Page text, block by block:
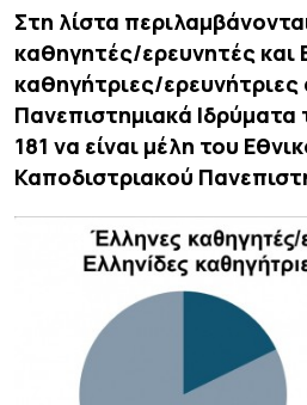
Στη λίστα
καθηγητές/ερευνητές και
καθηγήτριες/
Πανεπιστημιακά
181 να είναι μέλη του
Καποδιστριακού